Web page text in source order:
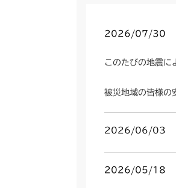
2026/07/30
このたびの地震に
被災地域の皆様の
2026/06/03
2026/05/18